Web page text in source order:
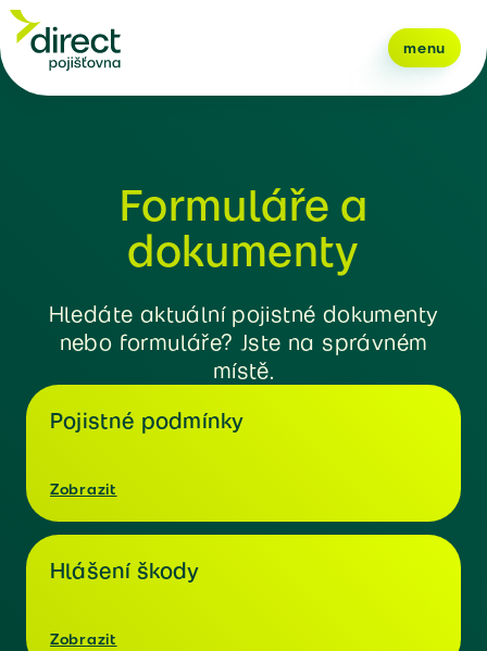
menu
Formuláře a
dokumenty
Hledáte aktuální pojistné dokumenty
nebo formuláře? Jste na správném
místě.
Pojistné podmínky
Zobrazit
Hlášení škody
Zobrazit